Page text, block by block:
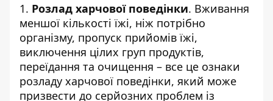
1. Розлад харчової поведінки. Вживання
меншої кількості їжі, ніж потрібно
організму, пропуск прийомів їжі,
виключення цілих груп продуктів,
переїдання та очищення – все це ознаки
розладу харчової поведінки, який може
призвести до серйозних проблем із